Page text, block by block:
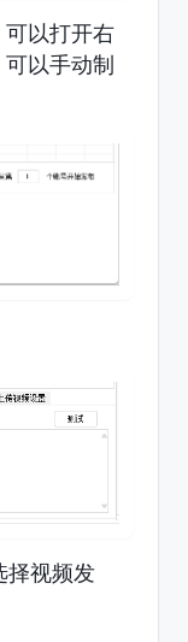
以打开右
以手动制
择视频发